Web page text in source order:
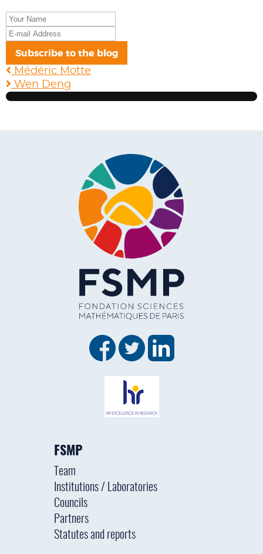
Your
Name
E-
Address
Subscribe to the blog
Médéric Motte
Wen Deng
FSMP
Team
Institutions / Laboratories
Councils
Partners
Statutes and reports